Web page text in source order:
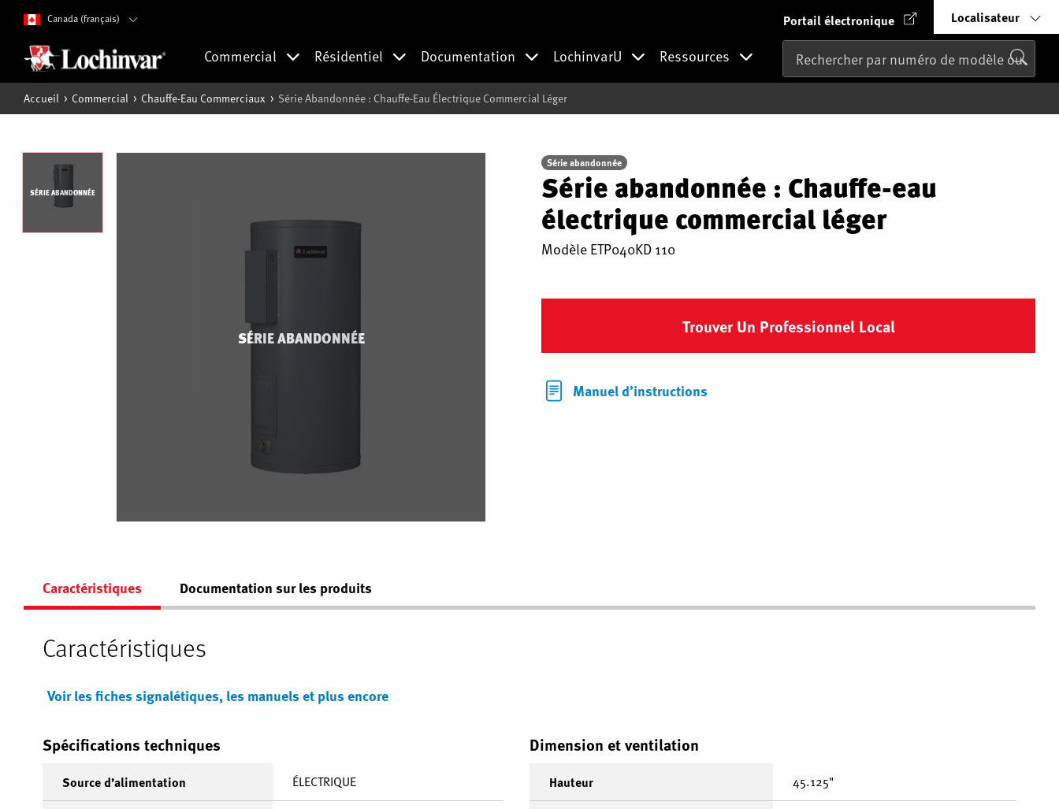
Canada (français) Portail électronique Localisateur
Commercial Résidentiel Documentation LochinvarU Ressources
Accueil Commercial Chauffe-Eau Commerciaux Série Abandonnée : Chauffe-Eau Électrique Commercial Léger
SÉRIE ABANDONNÉE
SÉRIE ABANDONNÉE
Série abandonnée
Série abandonnée : Chauffe-eau
électrique commercial léger
ModèleETP040KD 110
Trouver Un Professionnel Local
Manuel d’instructions
Caractéristiques Documentation sur les produits
Caractéristiques
Voir les fiches signalétiques, les manuels et plus encore
Spécifications techniques
Source d’alimentation ÉLECTRIQUE
Dimension et ventilation
Hauteur 45.125"